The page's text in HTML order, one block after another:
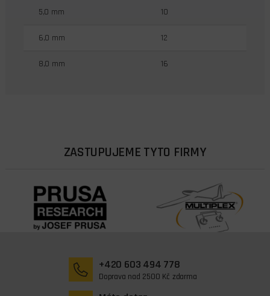
5,0 mm 10
6,0 mm 12
8,0 mm 16
ZASTUPUJEME TYTO FIRMY
+420 603 494 778
Doprava nad 2500 Kč zdarma